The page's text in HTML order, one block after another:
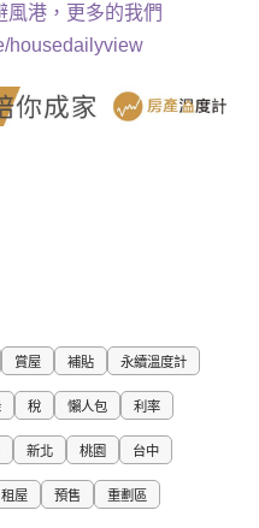
風港，更多的我們
housedailyview
賞屋 補貼 永續溫度計
稅 懶人包 利率
新北 桃園 台中
租屋 預售 重劃區